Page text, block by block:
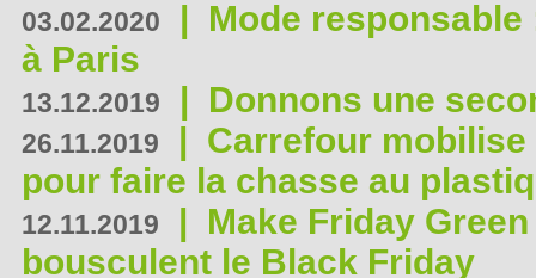
03.02.2020 | Mode
à Paris
13.12.2019 | Donnons une
26.11.2019 | Carrefour
pour faire la chasse au
12.11.2019 | Make Friday
bousculent le Black Friday